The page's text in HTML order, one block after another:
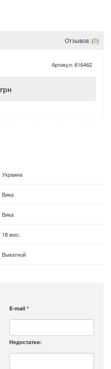
Отзывов: (0)
Артикул: 616462
грн
Украина
Вика
Вика
18 мес.
Выкатной
E-mail *
Недостатки: